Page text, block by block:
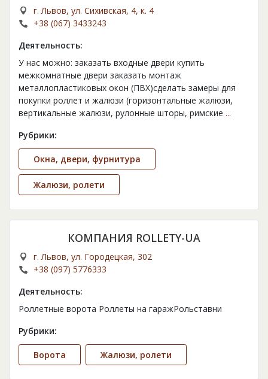
г. Львов, ул. Сихивская, 4, к. 4
+38 (067) 3433243
Деятельность:
У нас можно: заказать входные двери купить
межкомнатные двери заказать монтаж
металлопластиковых окон (ПВХ)сделать замеры для
покупки роллет и жалюзи (горизонтальные жалюзи,
вертикальные жалюзи, рулонные шторы, римские ...
Рубрики:
Окна, двери, фурнитура
Жалюзи, ролети
КОМПАНИЯ ROLLETY-UA
г. Львов, ул. Городецкая, 302
+38 (097) 5776333
Деятельность:
Роллетные ворота Роллеты на гаражРольставни
Рубрики:
Ворота Жалюзи, ролети